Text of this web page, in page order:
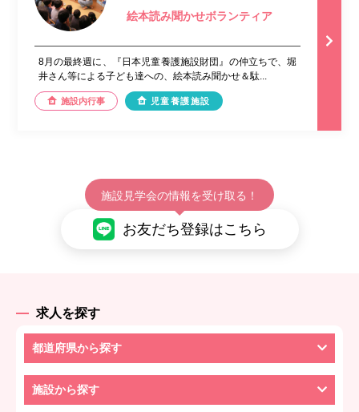
絵本読み聞かせボランティア
8月の最終週に、『日本児童養護施設財団』の仲立ちで、堀
井さん等による子ども達への、絵本読み聞かせ＆駄...
施設内行事 児童養護施設
施設見学会の情報を受け取る！
お友だち登録はこちら
求人を探す
都道府県から探す
施設から探す